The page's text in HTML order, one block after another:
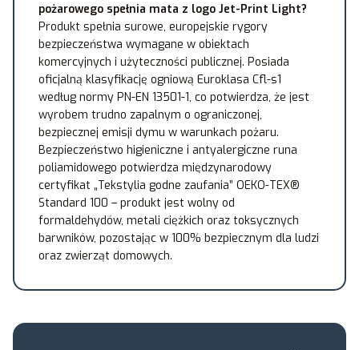
pożarowego spełnia mata z logo Jet-Print Light?
Produkt spełnia surowe, europejskie rygory
bezpieczeństwa wymagane w obiektach
komercyjnych i użyteczności publicznej. Posiada
oficjalną klasyfikację ogniową Euroklasa Cfl-s1
według normy PN-EN 13501-1, co potwierdza, że jest
wyrobem trudno zapalnym o ograniczonej,
bezpiecznej emisji dymu w warunkach pożaru.
Bezpieczeństwo higieniczne i antyalergiczne runa
poliamidowego potwierdza międzynarodowy
certyfikat „Tekstylia godne zaufania” OEKO-TEX®
Standard 100 – produkt jest wolny od
formaldehydów, metali ciężkich oraz toksycznych
barwników, pozostając w 100% bezpiecznym dla ludzi
oraz zwierząt domowych.